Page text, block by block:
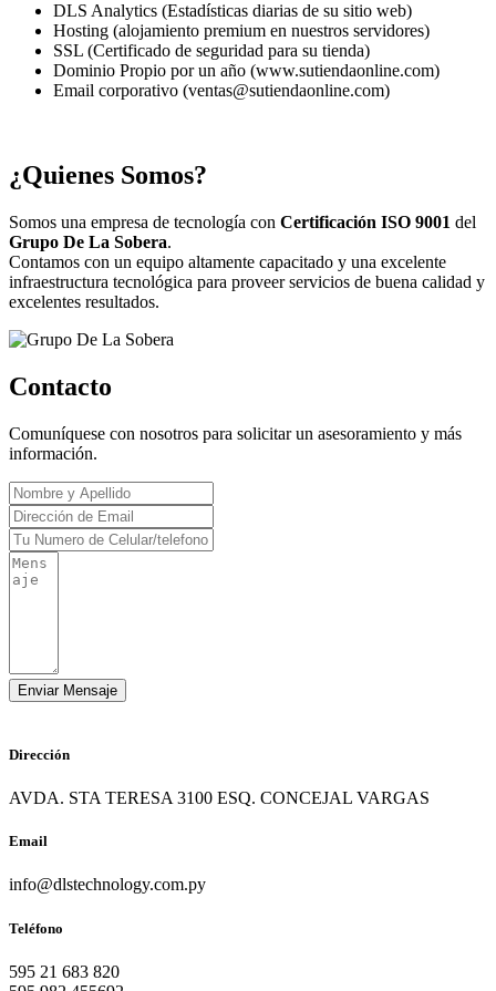
DLS Analytics (Estadísticas diarias de su sitio web)
Hosting (alojamiento premium en nuestros servidores)
SSL (Certificado de seguridad para su tienda)
Dominio Propio por un año (www.sutiendaonline.com)
Email corporativo (ventas@sutiendaonline.com)
¿Quienes Somos?
Somos una empresa de tecnología con Certificación ISO 9001 del
Grupo De La Sobera.
Contamos con un equipo altamente capacitado y una excelente
infraestructura tecnológica para proveer servicios de buena calidad y
excelentes resultados.
Contacto
Comuníquese con nosotros para solicitar un asesoramiento y más
información.
Dirección
AVDA. STA TERESA 3100 ESQ. CONCEJAL VARGAS
Email
info@dlstechnology.com.py
Teléfono
595 21 683 820